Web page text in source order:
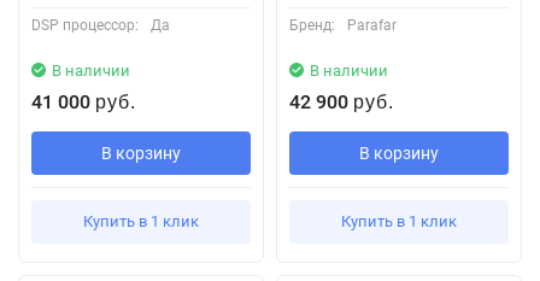
DSP процессор: Да
В наличии
41 000 руб.
В корзину
Купить в 1 клик
Бренд: Parafar
В наличии
42 900 руб.
В корзину
Купить в 1 клик